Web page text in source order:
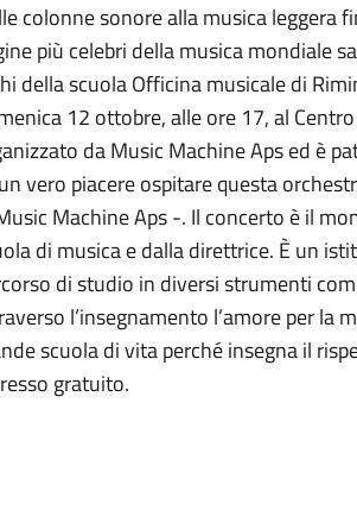
colonne sonore alla musica leggera
più celebri della musica mondiale
della scuola Officina musicale di
12 ottobre, alle ore 17, al
da Music Machine Aps ed è
vero piacere ospitare questa
Machine Aps -. Il concerto è il
di musica e dalla direttrice. È un
di studio in diversi strumenti
l’insegnamento l’amore per la
scuola di vita perché insegna il
gratuito.